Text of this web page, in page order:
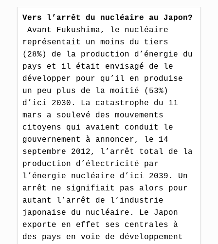
représentait un moins du tiers
(28%) de la production d’énergie du
pays et il était envisagé de le
développer pour qu’il en produise
un peu plus de la moitié (53%)
d’ici 2030. La catastrophe du 11
mars a soulevé des mouvements
citoyens qui avaient conduit le
gouvernement à annoncer, le 14
septembre 2012, l’arrêt total de la
production d’électricité par
l’énergie nucléaire d’ici 2039. Un
arrêt ne signifiait pas alors pour
autant l’arrêt de l’industrie
japonaise du nucléaire. Le Japon
exporte en effet ses centrales à
des pays en voie de développement